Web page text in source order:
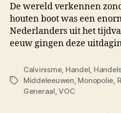
De wereld verkennen
houten boot was een
Nederlanders uit het
eeuw gingen deze
Tags
Calvinisme, Handel
Middeleeuwen Monopolie
Generaal ,VOC